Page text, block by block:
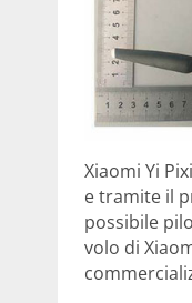
Xiaomi Yi
e tramite il
possibile
volo di